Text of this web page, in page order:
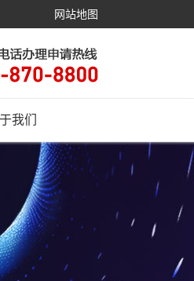
网站地图
我们